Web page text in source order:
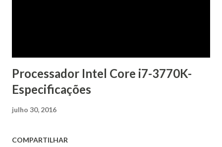
Processador Intel Core i7-3770K-
Especificações
julho 30, 2016
COMPARTILHAR